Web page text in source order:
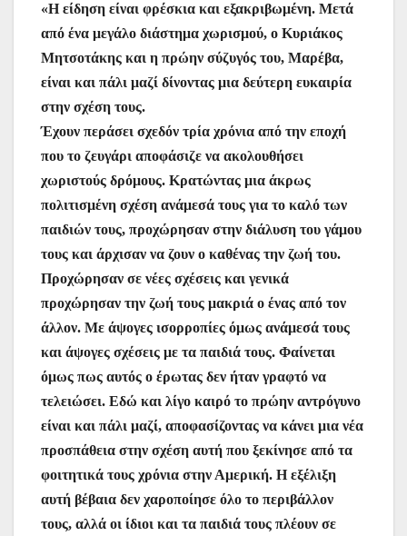
«Η είδηση είναι φρέσκια και εξακριβωμένη. Μετά
από ένα μεγάλο διάστημα χωρισμού, ο Κυριάκος
Μητσοτάκης και η πρώην σύζυγός του, Μαρέβα,
είναι και πάλι μαζί δίνοντας μια δεύτερη ευκαιρία
στην σχέση τους.
Έχουν περάσει σχεδόν τρία χρόνια από την εποχή
που το ζευγάρι αποφάσιζε να ακολουθήσει
χωριστούς δρόμους. Κρατώντας μια άκρως
πολιτισμένη σχέση ανάμεσά τους για το καλό των
παιδιών τους, προχώρησαν στην διάλυση του γάμου
τους και άρχισαν να ζουν ο καθένας την ζωή του.
Προχώρησαν σε νέες σχέσεις και γενικά
προχώρησαν την ζωή τους μακριά ο ένας από τον
άλλον. Με άψογες ισορροπίες όμως ανάμεσά τους
και άψογες σχέσεις με τα παιδιά τους. Φαίνεται
όμως πως αυτός ο έρωτας δεν ήταν γραφτό να
τελειώσει. Εδώ και λίγο καιρό το πρώην αντρόγυνο
είναι και πάλι μαζί, αποφασίζοντας να κάνει μια νέα
προσπάθεια στην σχέση αυτή που ξεκίνησε από τα
φοιτητικά τους χρόνια στην Αμερική. Η εξέλιξη
αυτή βέβαια δεν χαροποίησε όλο το περιβάλλον
τους, αλλά οι ίδιοι και τα παιδιά τους πλέουν σε